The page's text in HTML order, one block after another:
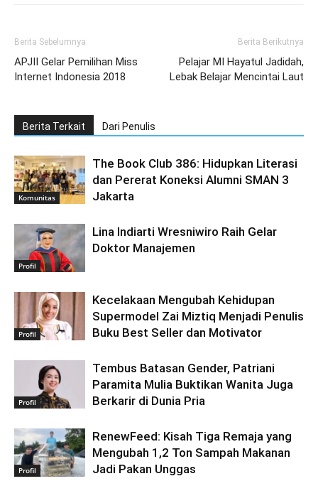
Berita Sebelumnya
APJII Gelar Pemilihan Miss
Internet Indonesia 2018
Berita Berikutnya
Pelajar MI Hayatul Jadidah,
Lebak Belajar Mencintai Laut
Berita Terkait Dari Penulis
Komunitas
The Book Club 386: Hidupkan Literasi
dan Pererat Koneksi Alumni SMAN 3
Jakarta
Profil
Lina Indiarti Wresniwiro Raih Gelar
Doktor Manajemen
Profil
Kecelakaan Mengubah Kehidupan
Supermodel Zai Miztiq Menjadi Penulis
Buku Best Seller dan Motivator
Profil
Tembus Batasan Gender, Patriani
Paramita Mulia Buktikan Wanita Juga
Berkarir di Dunia Pria
Profil
RenewFeed: Kisah Tiga Remaja yang
Mengubah 1,2 Ton Sampah Makanan
Jadi Pakan Unggas